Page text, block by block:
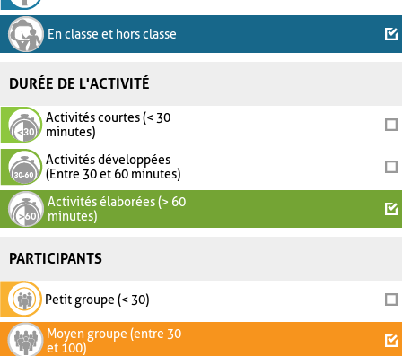
En classe et hors classe
DURÉE DE L'ACTIVITÉ
Activités courtes (< 30
minutes)
Activités développées
(Entre 30 et 60 minutes)
Activités élaborées (> 60
minutes)
PARTICIPANTS
Petit groupe (< 30)
Moyen groupe (entre 30
et 100)